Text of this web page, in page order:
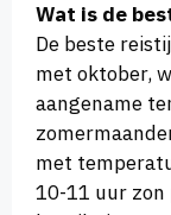
Wat is de
De beste
met oktober,
aangename
met
10-11 uur